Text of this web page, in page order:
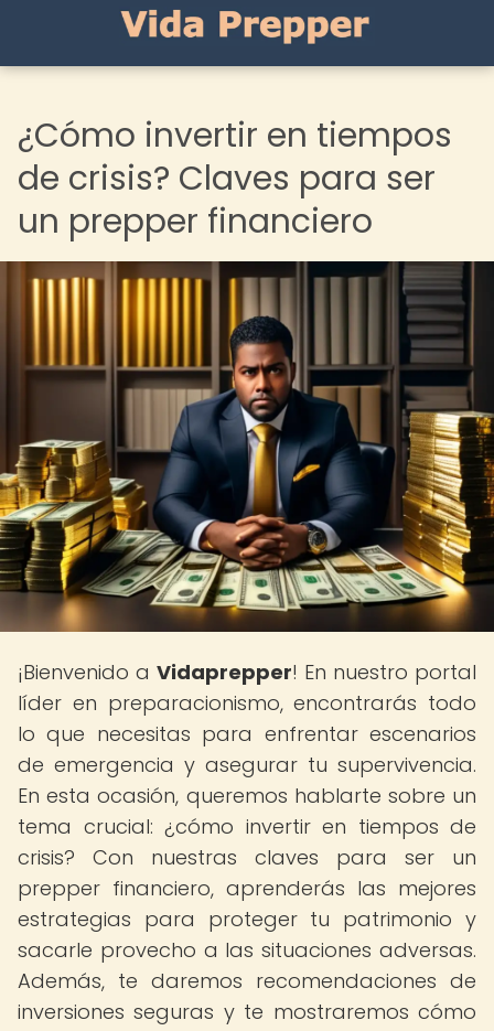
¿Cómo invertir en tiempos
de crisis? Claves para ser
un prepper financiero
¡Bienvenido a Vidaprepper! En nuestro portal
líder en preparacionismo, encontrarás todo
lo que necesitas para enfrentar escenarios
de emergencia y asegurar tu supervivencia.
En esta ocasión, queremos hablarte sobre un
tema crucial: ¿cómo invertir en tiempos de
crisis? Con nuestras claves para ser un
prepper financiero, aprenderás las mejores
estrategias para proteger tu patrimonio y
sacarle provecho a las situaciones adversas.
Además, te daremos recomendaciones de
inversiones seguras y te mostraremos cómo